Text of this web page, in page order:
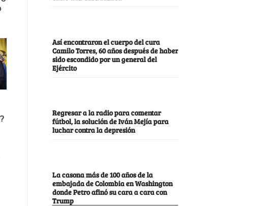
Así encontraron el cuerpo del cura
Camilo Torres, 60 años después de haber
sido escondido por un general del
Ejército
Regresar a la radio para comentar
fútbol, la solución de Iván Mejía para
luchar contra la depresión
La casona más de 100 años de la
embajada de Colombia en Washington
donde Petro afinó su cara a cara con
Trump